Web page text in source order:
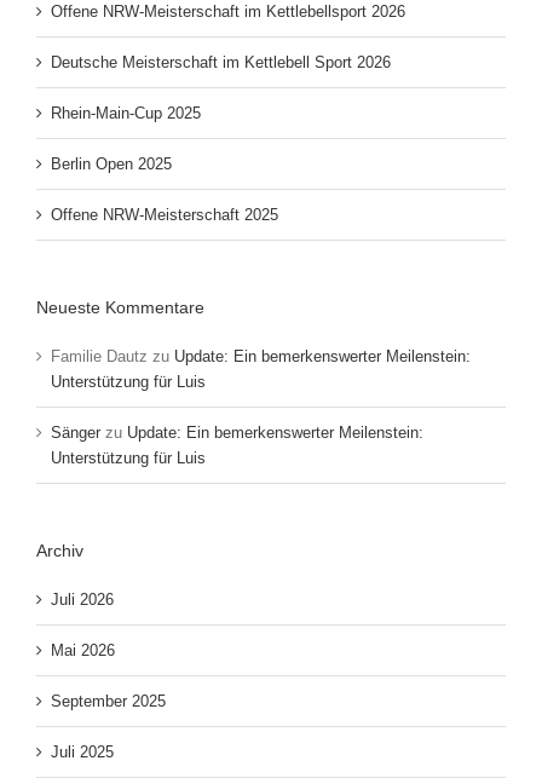
Offene NRW-Meisterschaft im Kettlebellsport 2026
Deutsche Meisterschaft im Kettlebell Sport 2026
Rhein-Main-Cup 2025
Berlin Open 2025
Offene NRW-Meisterschaft 2025
Neueste Kommentare
Familie Dautz zu Update: Ein bemerkenswerter Meilenstein:
Unterstützung für Luis
Sänger zu Update: Ein bemerkenswerter Meilenstein:
Unterstützung für Luis
Archiv
Juli 2026
Mai 2026
September 2025
Juli 2025